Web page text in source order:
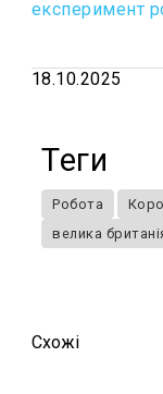
експеримент
18.10.2025
Теги
Робота
велика
Схожi